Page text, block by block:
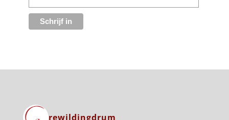
rewildingdrum